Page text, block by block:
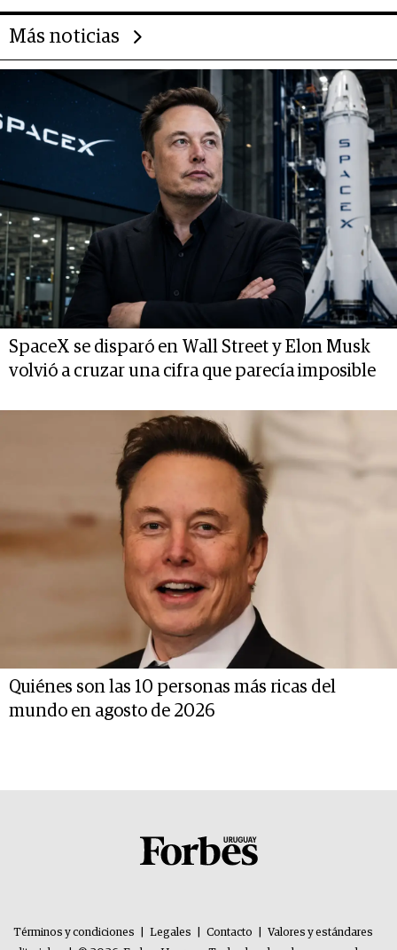
Más noticias
SpaceX se disparó en Wall Street y Elon Musk
volvió a cruzar una cifra que parecía imposible
Quiénes son las 10 personas más ricas del
mundo en agosto de 2026
Términos y condiciones Legales Contacto
Valores y estándares